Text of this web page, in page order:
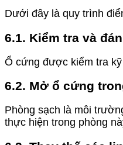
Dưới đây là quy trình
6.1. Kiểm tra và
Ổ cứng được kiểm tra
6.2. Mở ổ cứng
Phòng sạch là môi
thực hiện trong phòng